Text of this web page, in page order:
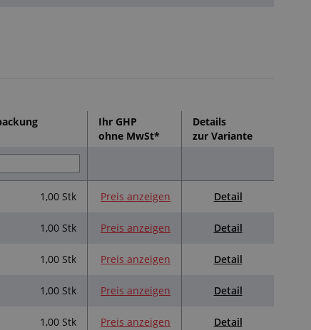
Ihr GHP
ohne MwSt*
Details
zur Variante
1,00 Stk Preis anzeigen Detail
1,00 Stk Preis anzeigen Detail
1,00 Stk Preis anzeigen Detail
1,00 Stk Preis anzeigen Detail
1,00 Stk Preis anzeigen Detail